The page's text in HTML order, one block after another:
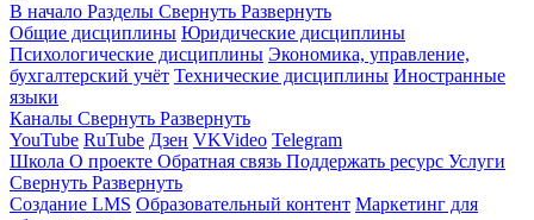
В начало Разделы Свернуть Развернуть
Общие дисциплины Юридические дисциплины
Психологические дисциплины Экономика, управление,
бухгалтерский учёт Технические дисциплины Иностранные
языки
Каналы Свернуть Развернуть
YouTube RuTube Дзен VKVideo Telegram
Школа О проекте Обратная связь Поддержать ресурс Услуги
Свернуть Развернуть
Создание LMS Образовательный контент Маркетинг для